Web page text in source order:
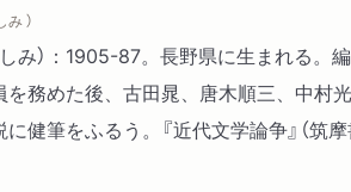
）
み）：1905-87。長野県に生まれる
務めた後、古田晁、唐木順三、中村
健筆をふるう。『近代文学論争』（筑